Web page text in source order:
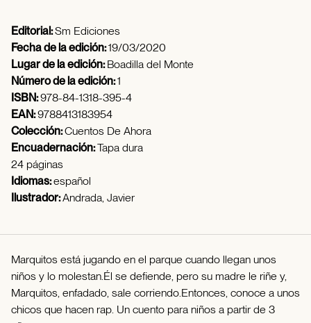
Editorial:Sm Ediciones
Fecha de la edición:19/03/2020
Lugar de la edición:Boadilla del Monte
Número de la edición:1
ISBN:978-84-1318-395-4
EAN:9788413183954
Colección:Cuentos De Ahora
Encuadernación:Tapa dura
24 páginas
Idiomas:español
Ilustrador:Andrada, Javier
Marquitos está jugando en el parque cuando llegan unos
niños y lo molestan.Él se defiende, pero su madre le riñe y,
Marquitos, enfadado, sale corriendo.Entonces, conoce a unos
chicos que hacen rap. Un cuento para niños a partir de 3